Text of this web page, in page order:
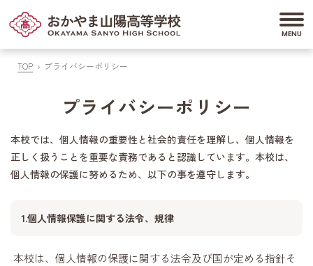
TOP プライバシーポリシー
プライバシーポリシー
本校では、個人情報の重要性と社会的責任を理解し、個人情報を
正しく扱うことを重要な責務であると認識しています。本校は、
個人情報の保護に努めるため、以下の事を遵守します。
1.個人情報保護に関する法令、規律
本校は、個人情報の保護に関する法令及び国が定める指針そ